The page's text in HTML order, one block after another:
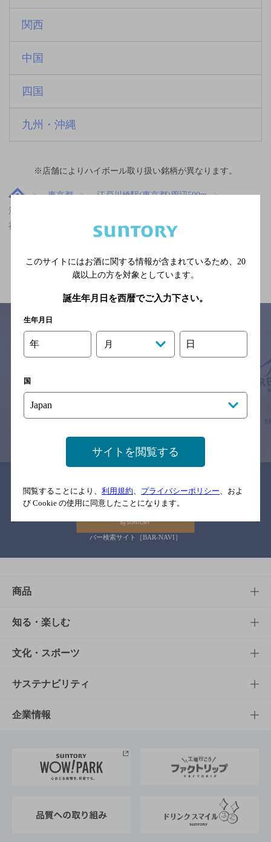
関西
中国
四国
九州・沖縄
※店舗によりハイボール取り扱い銘柄が異なります。
東京都
江戸川橋駅(東京都)周辺500m
江戸川橋駅(東京都)周辺500m,洋食,大人のフンイキ,2,000円未満の
神泡超達人店
関連ページ
サイトマップ 利用規約
念のためお店にご確認の上ご来店くださいますようお願い申し上げま
バー検索サイト［BAR-NAVI］
商品
商品TOP
商品一覧
商品発売情報
栄養成分一覧
知る・楽しむ
知る・楽しむTOP
キャンペーン
工場見学
地域情報
文化・スポーツ
文化・スポーツTOP
サントリーホール
サントリーサンバーズ大阪
サステナビリティ
サステナビリティTOP
サントリーが考えるサステナビリティ経営
企業情報
企業概要
このサイトにはお酒に関する情報が含まれているため、 20
歳以上の方を対象としています。
誕生年月日を西暦でご入力下さい。
生年月日
年 月 日
国
サイトを閲覧する
閲覧することにより、 利用規約 プライバシーポリシー 、およ
び Cookie の使用に同意したことになります。